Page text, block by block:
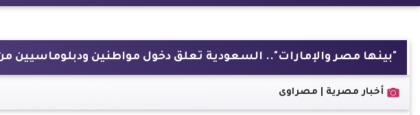
"بينها مصر والإمارات".. السعودية تعلق دخول مواطنين ودبلوماسيين من 20
أخبار مصرية | مصراوى